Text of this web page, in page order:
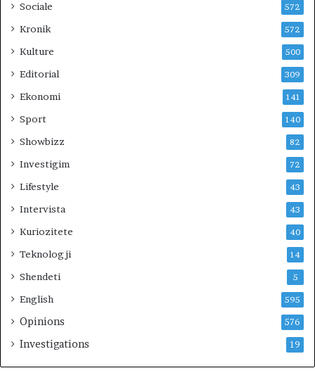
Sociale 572
Kronik 572
Kulture 500
Editorial 309
Ekonomi 141
Sport 140
Showbizz 82
Investigim 72
Lifestyle 43
Intervista 43
Kuriozitete 40
Teknologji 14
Shendeti 5
English 595
Opinions 576
Investigations 19